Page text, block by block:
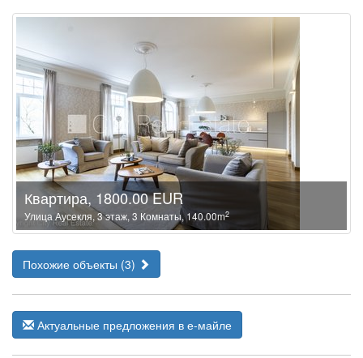
Квартира, 1800.00 EUR
Улица Аусекля, 3 этаж, 3 Комнаты, 140.00m2
Похожие объекты (3)
Актуальные предложения в е-майле